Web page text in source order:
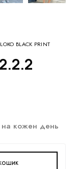
BLACK PRINT
на кожен день